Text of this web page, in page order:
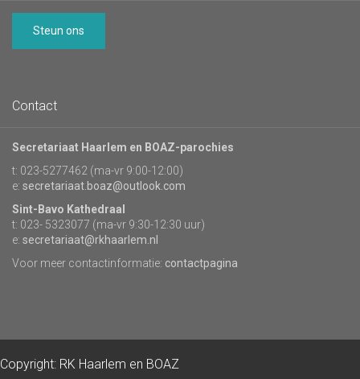
Steun ons
Contact
Secretariaat Haarlem en BOAZ-parochies
t: 023-5277462 (ma-vr 9:00-12:00)
e: secretariaat.boaz@outlook.com
Sint-Bavo Kathedraal
t: 023- 5323077 (ma-vr 9:30-12:30 uur)
e: secretariaat@rkhaarlem.nl
Voor meer contactinformatie: contactpagina
Copyright: RK Haarlem en BOAZ